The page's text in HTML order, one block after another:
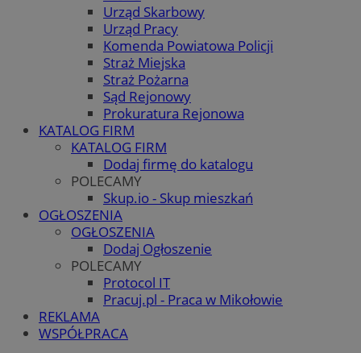
Urząd Skarbowy
Urząd Pracy
Komenda Powiatowa Policji
Straż Miejska
Straż Pożarna
Sąd Rejonowy
Prokuratura Rejonowa
KATALOG FIRM
KATALOG FIRM
Dodaj firmę do katalogu
POLECAMY
Skup.io - Skup mieszkań
OGŁOSZENIA
OGŁOSZENIA
Dodaj Ogłoszenie
POLECAMY
Protocol IT
Pracuj.pl - Praca w Mikołowie
REKLAMA
WSPÓŁPRACA